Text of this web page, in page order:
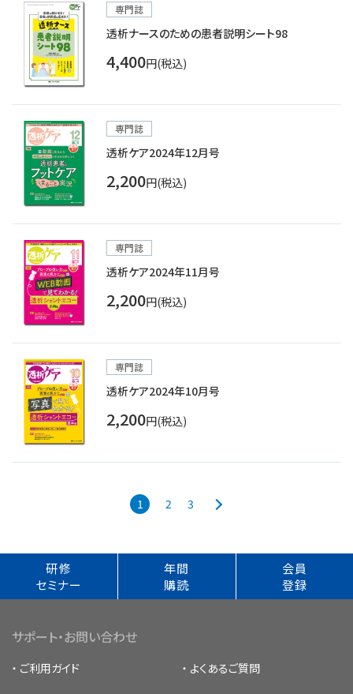
専門誌
透析ナースのための患者説明シート98
4,400円(税込)
専門誌
透析ケア2024年12月号
2,200円(税込)
専門誌
透析ケア2024年11月号
2,200円(税込)
専門誌
透析ケア2024年10月号
2,200円(税込)
1 2 3
研修
セミナー
年間
購読
会員
登録
サポート・お問い合わせ
ご利用ガイド よくあるご質問